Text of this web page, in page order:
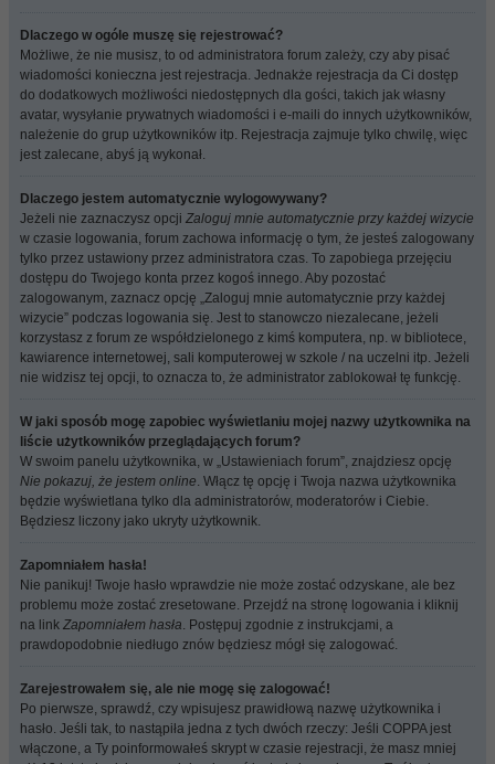
Dlaczego w ogóle muszę się rejestrować?
Możliwe, że nie musisz, to od administratora forum zależy, czy aby pisać
wiadomości konieczna jest rejestracja. Jednakże rejestracja da Ci dostęp
do dodatkowych możliwości niedostępnych dla gości, takich jak własny
avatar, wysyłanie prywatnych wiadomości i e-maili do innych użytkowników,
należenie do grup użytkowników itp. Rejestracja zajmuje tylko chwilę, więc
jest zalecane, abyś ją wykonał.
Dlaczego jestem automatycznie wylogowywany?
Jeżeli nie zaznaczysz opcji Zaloguj mnie automatycznie przy każdej wizycie
w czasie logowania, forum zachowa informację o tym, że jesteś zalogowany
tylko przez ustawiony przez administratora czas. To zapobiega przejęciu
dostępu do Twojego konta przez kogoś innego. Aby pozostać
zalogowanym, zaznacz opcję „Zaloguj mnie automatycznie przy każdej
wizycie” podczas logowania się. Jest to stanowczo niezalecane, jeżeli
korzystasz z forum ze współdzielonego z kimś komputera, np. w bibliotece,
kawiarence internetowej, sali komputerowej w szkole / na uczelni itp. Jeżeli
nie widzisz tej opcji, to oznacza to, że administrator zablokował tę funkcję.
W jaki sposób mogę zapobiec wyświetlaniu mojej nazwy użytkownika na
liście użytkowników przeglądających forum?
W swoim panelu użytkownika, w „Ustawieniach forum”, znajdziesz opcję
Nie pokazuj, że jestem online. Włącz tę opcję i Twoja nazwa użytkownika
będzie wyświetlana tylko dla administratorów, moderatorów i Ciebie.
Będziesz liczony jako ukryty użytkownik.
Zapomniałem hasła!
Nie panikuj! Twoje hasło wprawdzie nie może zostać odzyskane, ale bez
problemu może zostać zresetowane. Przejdź na stronę logowania i kliknij
na link Zapomniałem hasła. Postępuj zgodnie z instrukcjami, a
prawdopodobnie niedługo znów będziesz mógł się zalogować.
Zarejestrowałem się, ale nie mogę się zalogować!
Po pierwsze, sprawdź, czy wpisujesz prawidłową nazwę użytkownika i
hasło. Jeśli tak, to nastąpiła jedna z tych dwóch rzeczy: Jeśli COPPA jest
włączone, a Ty poinformowałeś skrypt w czasie rejestracji, że masz mniej